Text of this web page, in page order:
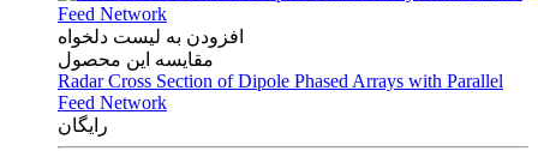
افزودن به لیست دلخواه
مقایسه این محصول
Radar Cross Section of Dipole Phased Arrays with Parallel
Feed Network
رایگان